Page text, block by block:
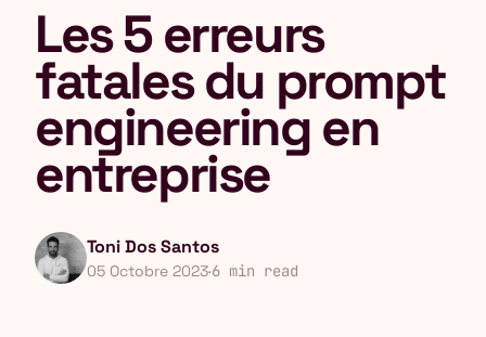
Les 5 erreurs
fatales du prompt
engineering en
entreprise
Toni Dos Santos
05 Octobre 2023·6 min read